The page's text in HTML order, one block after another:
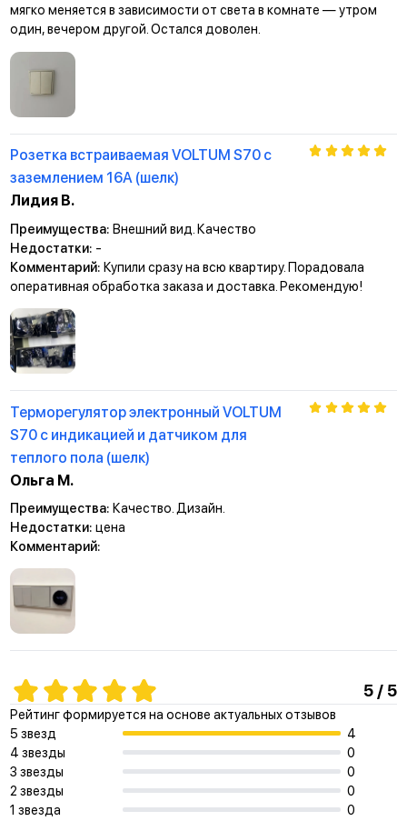
мягко меняется в зависимости от света в комнате — утром
один, вечером другой. Остался доволен.
Розетка встраиваемая VOLTUM S70 с
заземлением 16А (шелк)
Лидия В.
Преимущества: Внешний вид. Качество
Недостатки: -
Комментарий: Купили сразу на всю квартиру. Порадовала
оперативная обработка заказа и доставка. Рекомендую!
Терморегулятор электронный VOLTUM
S70 с индикацией и датчиком для
теплого пола (шелк)
Ольга М.
Преимущества: Качество. Дизайн.
Недостатки: цена
Комментарий:
5 / 5
Рейтинг формируется на основе актуальных отзывов
5 звезд
4
4 звезды
0
3 звезды
0
2 звезды
0
1 звезда
0